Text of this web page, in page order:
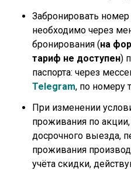
Забронировать
необходимо через
бронирования (на
тариф не доступен)
паспорта: через
Telegram, по номеру
При изменении
проживания по
досрочного выезда,
проживания
учёта скидки,